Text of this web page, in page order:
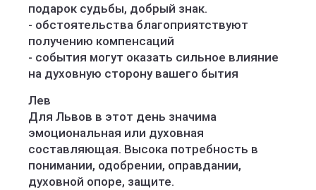
подарок судьбы, добрый знак.
- обстоятельства благоприятствуют
получению компенсаций
- события могут оказать сильное влияние
на духовную сторону вашего бытия
Лев
Для Львов в этот день значима
эмоциональная или духовная
составляющая. Высока потребность в
понимании, одобрении, оправдании,
духовной опоре, защите.